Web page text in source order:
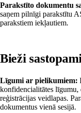
Parakstīto dokumentu
saņem pilnīgi parakstītu
parakstiem iekļautiem.
Bieži
Līgumi ar pielikumiem:
konfidencialitātes līgumu,
reģistrācijas veidlapas.
dokumentus vienā sesijā.